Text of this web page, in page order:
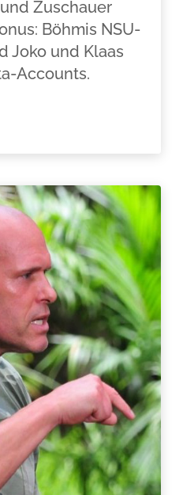
Zuschauer
Böhmis NSU-
Joko und Klaas
Accounts.